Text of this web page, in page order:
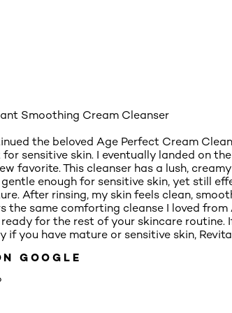
Smoothing Cream Cleanser
the beloved Age Perfect Cream
sensitive skin. I eventually landed on
favorite. This cleanser has a lush,
enough for sensitive skin, yet still
After rinsing, my skin feels clean,
the same comforting cleanse I loved
for the rest of your skincare
if you have mature or sensitive skin,
GOOGLE